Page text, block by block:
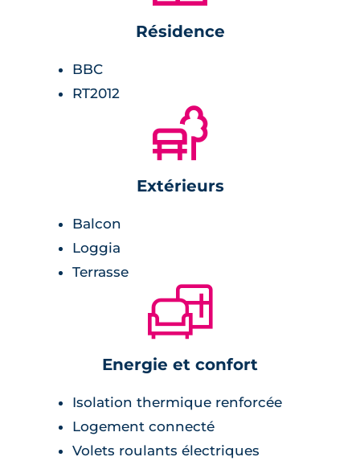
Résidence
BBC
RT2012
🌲
Extérieurs
Balcon
Loggia
Terrasse
🛋
Energie et confort
Isolation thermique renforcée
Logement connecté
Volets roulants électriques